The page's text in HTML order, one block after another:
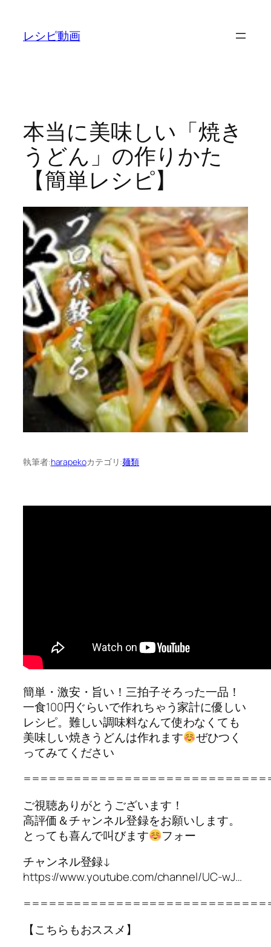
レシピ動画
本当に美味しい「焼き
うどん」の作りかた
【簡単レシピ】
執筆者:harapekoカテゴリ:麺類
簡単・激安・旨い！三拍子そろった一品！
一食100円ぐらいで作れちゃう家計に優しい
レシピ。難しい調味料なんて使わなくても
美味しい焼きうどんは作れます
ぜひつく
ってみてください
ご視聴ありがとうございます！
高評価＆チャンネル登録をお願いします。
とっても喜んで叫びます
フォー
チャンネル登録↓
https://www.youtube.com/channel/UC-wJ…
【こちらもおススメ】